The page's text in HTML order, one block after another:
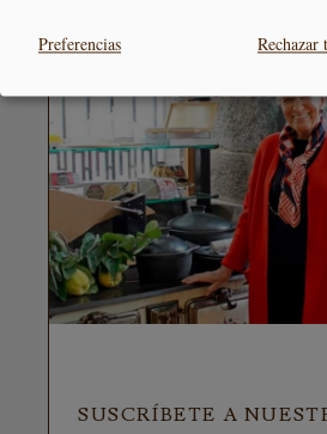
SUSCRÍBETE A
Preferencias Rechazar